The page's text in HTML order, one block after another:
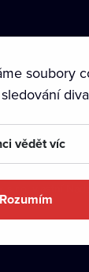
soukromí •
práva•
soubory
vědět víc
Rozumím